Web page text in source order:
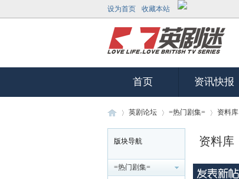
设为首页 收藏本站
首页 资讯快报
»
英剧论坛 =热门剧集=
›
资料库
版块导航
=热门剧集=
资料库